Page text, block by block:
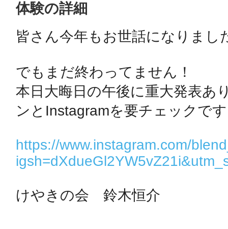
体験の詳細
皆さん今年もお世話になりまし
でもまだ終わってません！
本日大晦日の午後に重大発表あ
ンとInstagramを要チェックで
https://www.instagram.com/
けやきの会　鈴木恒介